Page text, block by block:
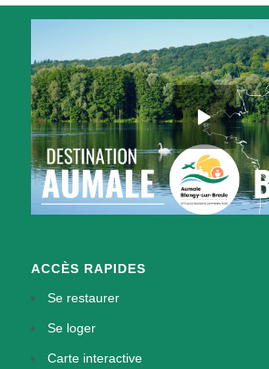
ACCÈS RAPIDES
Se restaurer
Se loger
Carte interactive